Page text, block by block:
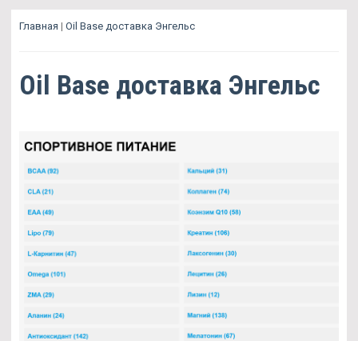
Главная | Oil Base доставка Энгельс
Oil Base доставка Энгельс